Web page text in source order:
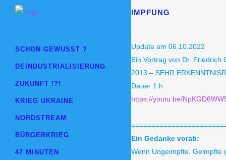
SCHON GEWUSST ?
DEINDUSTRIALISIERUNG
ZUKUNFT !?!
KRIEG UKRAINE
NORDSTREAM
BÜRGERKRIEG
47 MINUTEN
IMPFUNG
Update am 06.10.2022
Ein Vortrag von Dr. Friedrich
2013 – SEHR
Dauer 1 h
https://youtu.be/
Ein Gedanke vorab:
Wenn Ungeimpfte, Geimpfte